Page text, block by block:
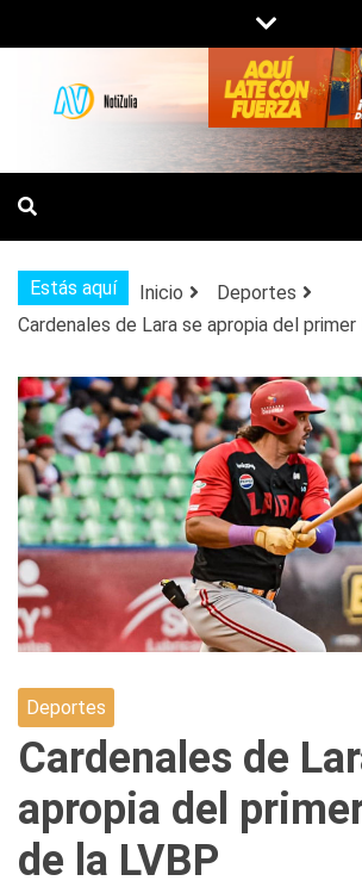
al
contenido
NOTICIAS DEL ZULIA,
DE INTERÉS
Estás aquí Inicio
Deportes
Cardenales de Lara se apropia del primer
Deportes
Cardenales de
apropia del
de la LVBP